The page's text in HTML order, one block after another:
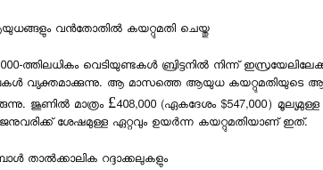
വന്‍തോതില്‍ കയറ്റുമതി ചെയ്തു
ത്തിലധികം വെടിയുണ്ടകള്‍ ബ്രിട്ടനില്‍ നിന്ന്
വ്യക്തമാക്കുന്നു. ആ മാസത്തെ ആയുധ കയറ്റുമതിയുടെ
ജൂണില്‍ മാത്രം £408,000 (ഏകദേശം $547,000)
ജനുവരിക്ക് ശേഷമുള്ള ഏറ്റവും ഉയര്‍ന്ന കയറ്റുമതിയാണ് ഇത്.
താല്‍ക്കാലിക റദ്ദാക്കലുകളും